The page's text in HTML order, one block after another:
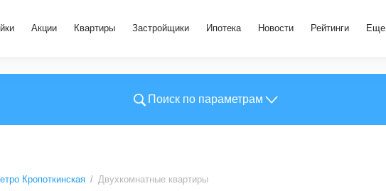
Акции Квартиры Застройщики Ипотека Новости Рейтинги Еще
Поиск по параметрам
Кропоткинская Двухкомнатные квартиры